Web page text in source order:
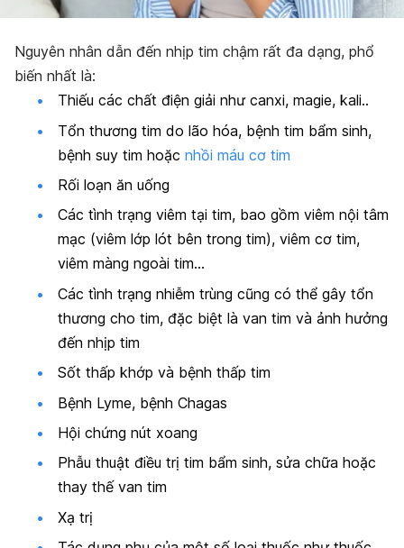
Nguyên nhân dẫn đến nhịp tim chậm rất đa dạng, phổ
biến nhất là:
Thiếu các chất điện giải như canxi, magie, kali..
Tổn thương tim do lão hóa, bệnh tim bẩm sinh,
bệnh suy tim hoặc nhồi máu cơ tim
Rối loạn ăn uống
Các tình trạng viêm tại tim, bao gồm viêm nội tâm
mạc (viêm lớp lót bên trong tim), viêm cơ tim,
viêm màng ngoài tim…
Các tình trạng nhiễm trùng cũng có thể gây tổn
thương cho tim, đặc biệt là van tim và ảnh hưởng
đến nhịp tim
Sốt thấp khớp và bệnh thấp tim
Bệnh Lyme, bệnh Chagas
Hội chứng nút xoang
Phẫu thuật điều trị tim bẩm sinh, sửa chữa hoặc
thay thế van tim
Xạ trị